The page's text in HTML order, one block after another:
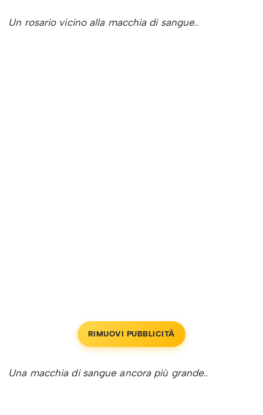
Un rosario vicino alla macchia di sangue..
RIMUOVI PUBBLICITÀ
Una macchia di sangue ancora più grande..